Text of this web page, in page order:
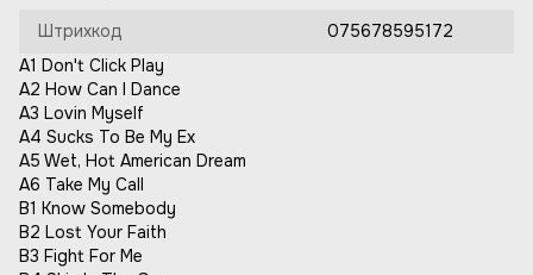
Штрихкод
075678595172
A1 Don't Click Play
A2 How Can I Dance
A3 Lovin Myself
A4 Sucks To Be My Ex
A5 Wet, Hot American Dream
A6 Take My Call
B1 Know Somebody
B2 Lost Your Faith
B3 Fight For Me